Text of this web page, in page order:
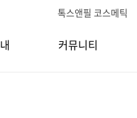
톡스앤필 코스메틱
커뮤니티